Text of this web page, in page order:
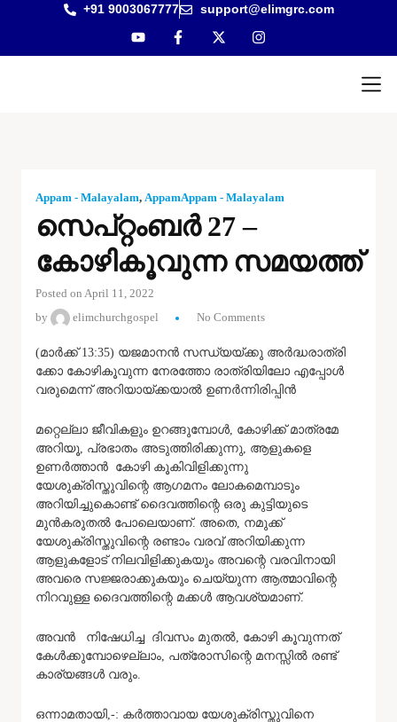
+91 9003067777 support@elimgrc.com
Appam - Malayalam, AppamAppam - Malayalam
സെപ്റ്റംബർ 27 –
കോഴികൂവുന്ന സമയത്ത്
Posted on April 11, 2022
by
elimchurchgospel No Comments
(മാർക്ക് 13:35) യജമാനൻ സന്ധ്യയ്ക്കു അർദ്ധരാത്രി
ക്കോ കോഴികൂവുന്ന നേരത്തോ രാത്രിയിലോ എപ്പോൾ
വരുമെന്ന് അറിയായ്ക്കയാൽ ഉണർന്നിരിപ്പിൻ
മറ്റെല്ലാ ജീവികളും ഉറങ്ങുമ്പോൾ, കോഴിക്ക് മാത്രമേ
അറിയൂ, പ്രഭാതം അടുത്തിരിക്കുന്നു, ആളുകളെ
ഉണർത്താൻ കോഴി കൂകിവിളിക്കുന്നു
യേശുക്രിസ്തുവിന്റെ ആഗമനം ലോകമെമ്പാടും
അറിയിച്ചുകൊണ്ട് ദൈവത്തിന്റെ ഒരു കുട്ടിയുടെ
മുൻകരുതൽ പോലെയാണ്. അതെ, നമുക്ക്
യേശുക്രിസ്തുവിന്റെ രണ്ടാം വരവ് അറിയിക്കുന്ന
ആളുകളോട് നിലവിളിക്കുകയും അവന്റെ വരവിനായി
അവരെ സജ്ജരാക്കുകയും ചെയ്യുന്ന ആത്മാവിന്റെ
നിറവുള്ള ദൈവത്തിന്റെ മക്കൾ ആവശ്യമാണ്.
അവൻ നിഷേധിച്ച ദിവസം മുതൽ, കോഴി കൂവുന്നത്
കേൾക്കുമ്പോഴെല്ലാം, പത്രോസിന്റെ മനസ്സിൽ രണ്ട്
കാര്യങ്ങൾ വരും.
ഒന്നാമതായി,-: കർത്താവായ യേശുക്രിസ്തുവിനെ